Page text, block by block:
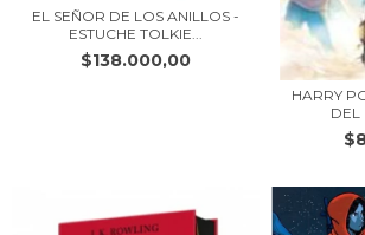
EL SEÑOR DE LOS ANILLOS -
ESTUCHE TOLKIE...
$138.000,00
HARRY
DEL